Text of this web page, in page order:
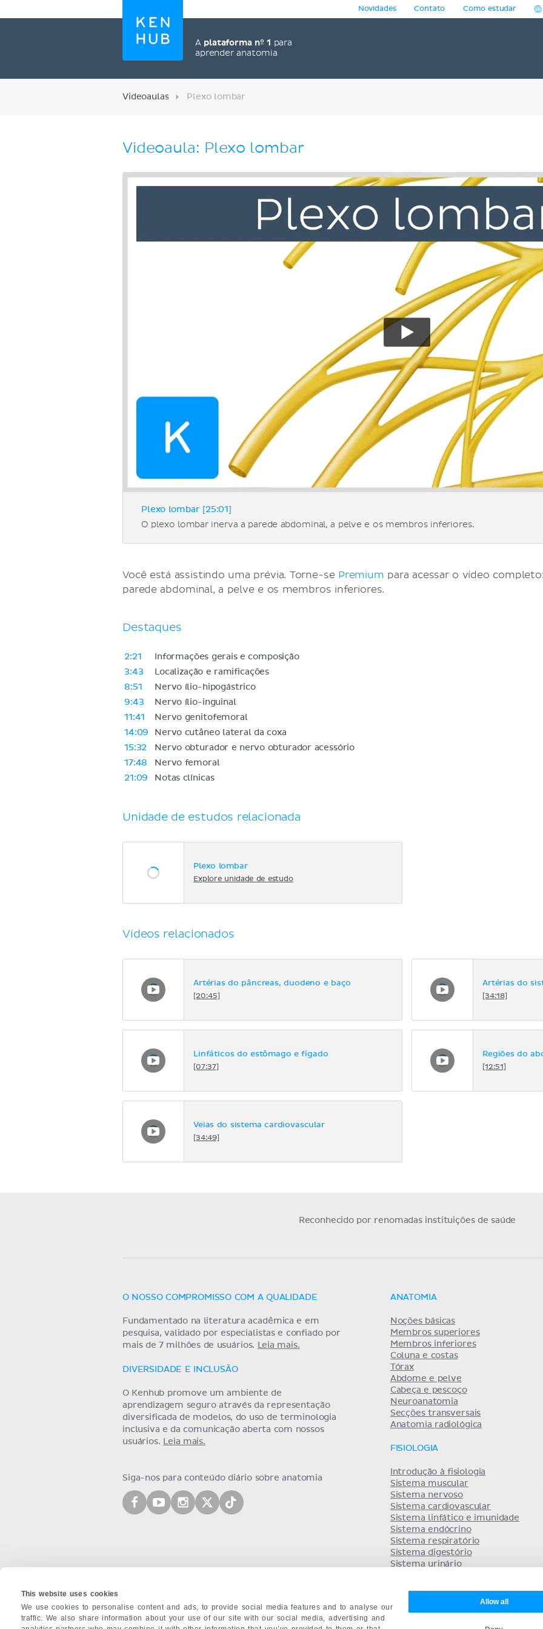
This website uses cookies
We use cookies to personalise content and ads, to provide social media features and to analyse our
traffic. We also share information about your use of our site with our social media, advertising and
Allow all
A plataforma nº 1 para
aprender anatomia
Novidades Contato Como estudar
Videoaulas Plexo lombar
Videoaula: Plexo lombar
Plexo lombar [25:01]
O plexo lombar inerva a parede abdominal, a pelve e os membros inferiores.
Você está assistindo uma prévia. Torne-se Premium para acessar o vídeo
parede abdominal, a pelve e os membros inferiores.
Destaques
2:21
Informações gerais e composição
3:43
Localização e ramificações
8:51
Nervo ílio-hipogástrico
9:43
Nervo ílio-inguinal
11:41
Nervo genitofemoral
14:09
Nervo cutâneo lateral da coxa
15:32
Nervo obturador e nervo obturador acessório
17:48
Nervo femoral
21:09
Notas clínicas
Unidade de estudos relacionada
Plexo lombar
Explore unidade de estudo
Vídeos relacionados
Artérias do pâncreas, duodeno e baço
[20:45]
Artérias do
[34:18]
Linfáticos do estômago e fígado
[07:37]
Regiões do
[12:51]
Veias do sistema cardiovascular
[34:49]
Reconhecido por renomadas instituições de saúde
O NOSSO COMPROMISSO COM A QUALIDADE
Fundamentado na literatura acadêmica e em
pesquisa, validado por especialistas e confiado por
mais de 7 milhões de usuários.
Leia mais.
DIVERSIDADE E INCLUSÃO
O Kenhub promove um ambiente de
aprendizagem seguro através da representação
diversificada de modelos, do uso de terminologia
inclusiva e da comunicação aberta com nossos
usuários.
Leia mais.
Siga-nos para conteúdo diário sobre anatomia
ANATOMIA
Noções básicas
Membros superiores
Membros inferiores
Coluna e costas
Tórax
Abdome e pelve
Cabeça e pescoço
Neuroanatomia
Secções transversais
Anatomia radiológica
FISIOLOGIA
Introdução à fisiologia
Sistema muscular
Sistema nervoso
Sistema cardiovascular
Sistema linfático e imunidade
Sistema endócrino
Sistema respiratório
Sistema digestório
Sistema urinário